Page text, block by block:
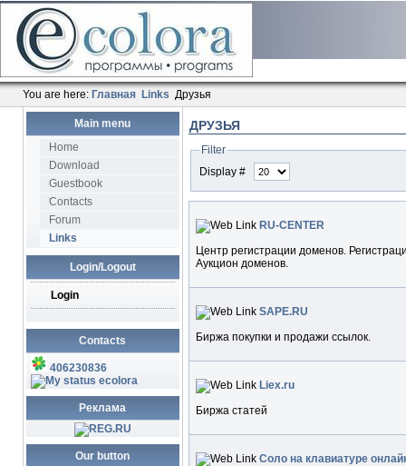
You are here: Главная Links Друзья
Main menu
Home
Download
Guestbook
Contacts
Forum
Links
Login/Logout
Login
Contacts
406230836
ecolora
Реклама
Our button
ДРУЗЬЯ
Filter
Display #
RU-CENTER
Центр регистрации доменов.
Аукцион доменов.
SAPE.RU
Биржа покупки и продажи ссылок.
Liex.ru
Биржа статей
Соло на клавиатуре